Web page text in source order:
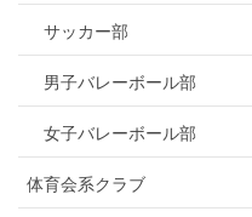
サッカー部
男子バレーボール部
女子バレーボール部
体育会系クラブ